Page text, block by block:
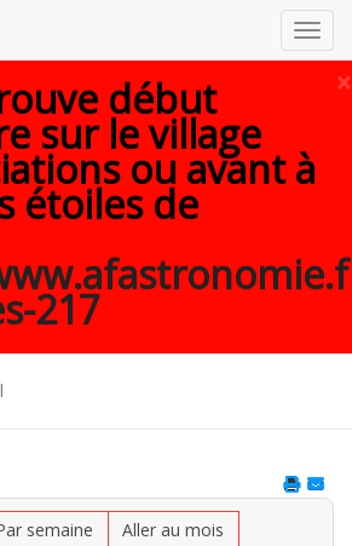
×
début
sur le village
ou avant à
étoiles de
217
semaine
Aller au mois